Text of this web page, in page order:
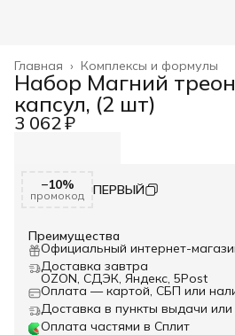
Комплексы и формулы
Главная ›
Набор Магний
капсул, (2 шт)
3 062 ₽
−10%
промокод ПЕРВЫЙ
Преимущества
Официальный интернет-
Доставка завтра
OZON, СДЭК, Яндекс, 5Post
Оплата — картой, СБП или
Доставка в пункты выдачи
Оплата частями в Сплит